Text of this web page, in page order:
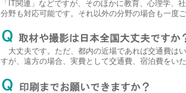
「IT関連」などですが、そのほかに教育、心理学、
分野も対応可能です。それ以外の分野の場合も一度
大丈夫です。ただ、都内の近場であれば交通費は
すが、遠方の場合、実費として交通費、宿泊費をい